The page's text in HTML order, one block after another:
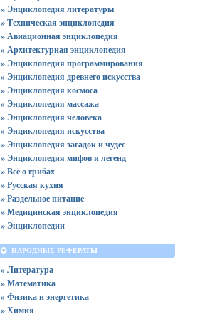
» Энциклопедия литературы
» Техническая энциклопедия
» Авиационная энциклопедия
» Архитектурная энциклопедия
» Энциклопедия программирования
» Энциклопедия древнего искусства
» Энциклопедия космоса
» Энциклопедия массажа
» Энциклопедия человека
» Энциклопедия искусства
» Энциклопедия загадок и чудес
» Энциклопедия мифов и легенд
» Всё о грибах
» Русская кухня
» Раздельное питание
» Медицинская энциклопедия
» Энциклопедии
НАРОДНЫЕ РЕФЕРАТЫ
» Литература
» Математика
» Физика и энергетика
» Химия